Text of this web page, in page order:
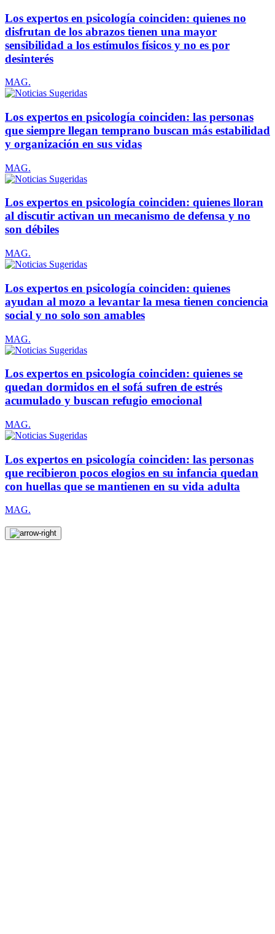
Los expertos en psicología coinciden: quienes no
disfrutan de los abrazos tienen una mayor
sensibilidad a los estímulos físicos y no es por
desinterés
MAG.
Los expertos en psicología coinciden: las personas
que siempre llegan temprano buscan más estabilidad
y organización en sus vidas
MAG.
Los expertos en psicología coinciden: quienes lloran
al discutir activan un mecanismo de defensa y no
son débiles
MAG.
Los expertos en psicología coinciden: quienes
ayudan al mozo a levantar la mesa tienen conciencia
social y no solo son amables
MAG.
Los expertos en psicología coinciden: quienes se
quedan dormidos en el sofá sufren de estrés
acumulado y buscan refugio emocional
MAG.
Los expertos en psicología coinciden: las personas
que recibieron pocos elogios en su infancia quedan
con huellas que se mantienen en su vida adulta
MAG.